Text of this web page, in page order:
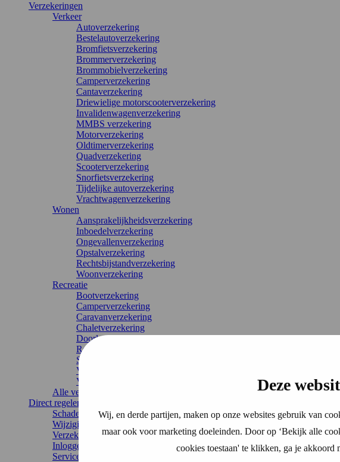
Deze
Wij, en derde partijen, maken op onze websites gebruik van
maar ook voor marketing doeleinden. Door op ‘Bekijk alle
cookies toestaan' te klikken, ga je akkoord
Verzekeringen
Verkeer
Autoverzekering
Bestelautoverzekering
Bromfietsverzekering
Brommerverzekering
Brommobielverzekering
Camperverzekering
Cantaverzekering
Driewielige motorscooterverzekering
Invalidenwagenverzekering
MMBS verzekering
Motorverzekering
Oldtimerverzekering
Quadverzekering
Scooterverzekering
Snorfietsverzekering
Tijdelijke autoverzekering
Vrachtwagenverzekering
Wonen
Aansprakelijkheidsverzekering
Inboedelverzekering
Ongevallenverzekering
Opstalverzekering
Rechtsbijstandverzekering
Woonverzekering
Recreatie
Bootverzekering
Camperverzekering
Caravanverzekering
Chaletverzekering
Doorlopende reisverzekering
Recreatiewoning
Stacaravan
Vakantiehuis
Vouwwagenverzekering
Alle verzekeringen
Direct regelen
Schade melden
Wijziging doorgeven
Verzekering annuleren
Inloggen
Service & contact